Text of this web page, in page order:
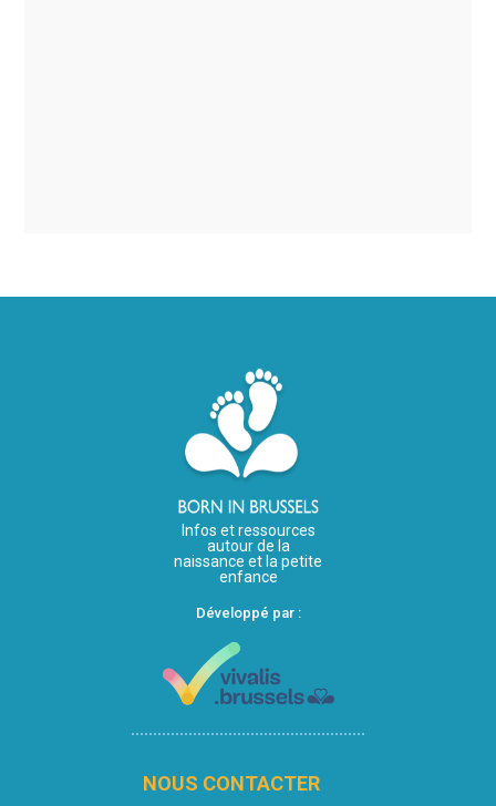
Infos et ressources
autour de la
naissance et la petite
enfance
Développé par :
NOUS CONTACTER